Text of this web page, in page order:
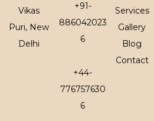
Vikas
Puri, New
Delhi
+91-
886042023
6
+44-
776757630
6
Services
Gallery
Blog
Contact